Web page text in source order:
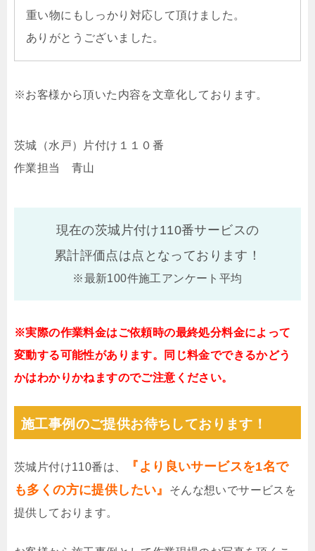
重い物にもしっかり対応して頂けました。
ありがとうございました。
※お客様から頂いた内容を文章化しております。
茨城（水戸）片付け１１０番
作業担当 青山
現在の茨城片付け110番サービスの
累計評価点は点となっております！
※最新100件施工アンケート平均
※実際の作業料金はご依頼時の最終処分料金によって
変動する可能性があります。同じ料金でできるかどう
かはわかりかねますのでご注意ください。
施工事例のご提供お待ちしております！
茨城片付け110番は、
『より良いサービスを1名で
も多くの方に提供したい』
そんな想いでサービスを
提供しております。